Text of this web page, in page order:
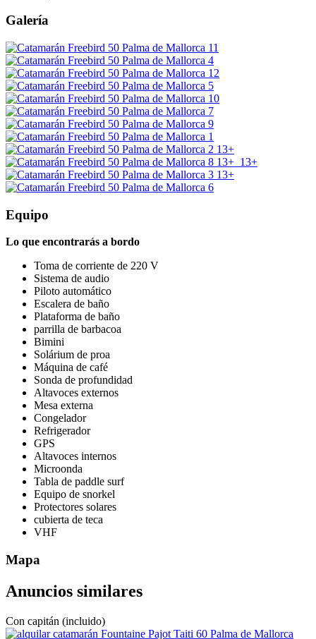
Galería
13+
13+ 13+
13+
Equipo
Lo que encontrarás a bordo
Toma de corriente de 220 V
Sistema de audio
Piloto automático
Escalera de baño
Plataforma de baño
parrilla de barbacoa
Bimini
Solárium de proa
Máquina de café
Sonda de profundidad
Altavoces externos
Mesa externa
Congelador
Refrigerador
GPS
Altavoces internos
Microonda
Tabla de paddle surf
Equipo de snorkel
Protectores solares
cubierta de teca
VHF
Mapa
Anuncios similares
Con capitán (incluido)